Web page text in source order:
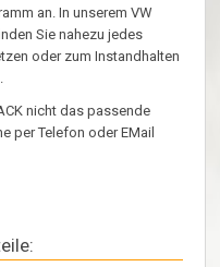
an. In unserem VW
Sie nahezu jedes
oder zum Instandhalten
nicht das passende
per Telefon oder EMail